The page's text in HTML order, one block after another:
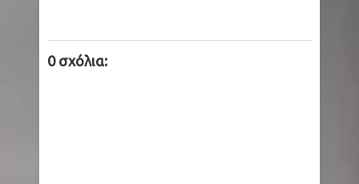
0 σχόλια: